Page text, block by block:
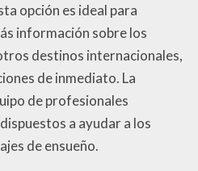
opción es ideal para
información sobre los
destinos internacionales,
de inmediato. La
de profesionales
a ayudar a los
de ensueño.